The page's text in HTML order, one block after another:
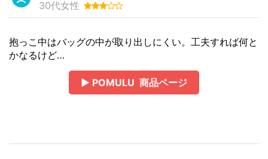
30代女性
抱っこ中はバッグの中が取り出しにくい。工夫すれば何と
かなるけど…
▶ POMULU 商品ページ